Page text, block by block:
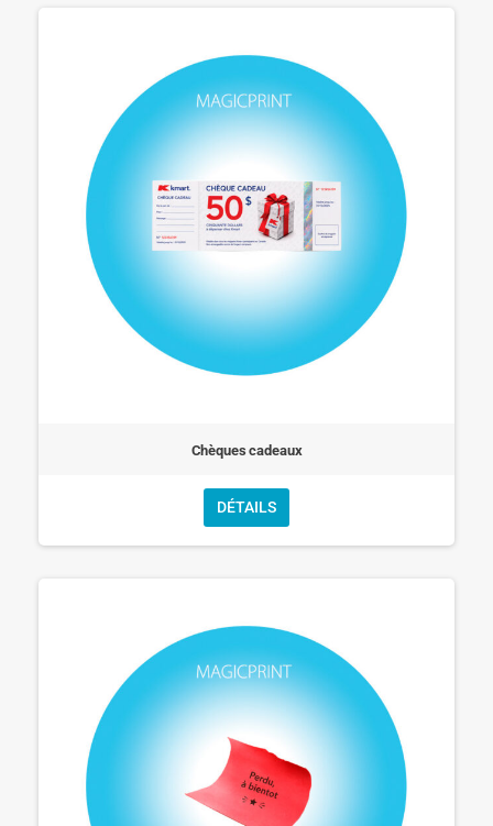
Chèques cadeaux
DÉTAILS